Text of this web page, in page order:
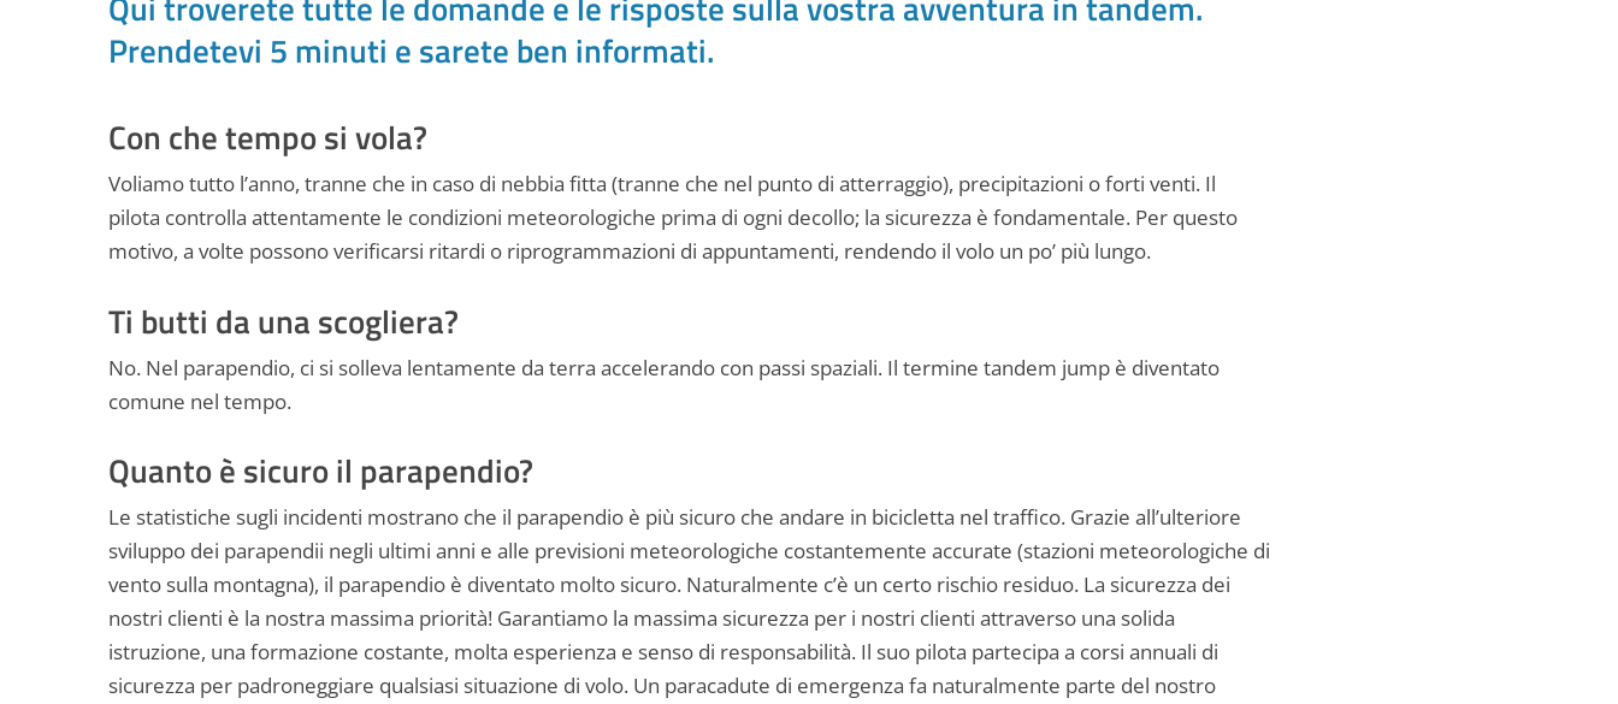
Prendetevi 5 minuti e sarete ben informati.
Con che tempo si vola?
Voliamo tutto l’anno, tranne che in caso di nebbia fitta (tranne che nel punto di atterraggio), precipitazioni o forti venti. Il
pilota controlla attentamente le condizioni meteorologiche prima di ogni decollo; la sicurezza è fondamentale. Per questo
motivo, a volte possono verificarsi ritardi o riprogrammazioni di appuntamenti, rendendo il volo un po’ più lungo.
Ti butti da una scogliera?
No. Nel parapendio, ci si solleva lentamente da terra accelerando con passi spaziali. Il termine tandem jump è diventato
comune nel tempo.
Quanto è sicuro il parapendio?
Le statistiche sugli incidenti mostrano che il parapendio è più sicuro che andare in bicicletta nel traffico. Grazie all’ulteriore
sviluppo dei parapendii negli ultimi anni e alle previsioni meteorologiche costantemente accurate (stazioni meteorologiche di
vento sulla montagna), il parapendio è diventato molto sicuro. Naturalmente c’è un certo rischio residuo. La sicurezza dei
nostri clienti è la nostra massima priorità! Garantiamo la massima sicurezza per i nostri clienti attraverso una solida
istruzione, una formazione costante, molta esperienza e senso di responsabilità. Il suo pilota partecipa a corsi annuali di
sicurezza per padroneggiare qualsiasi situazione di volo. Un paracadute di emergenza fa naturalmente parte del nostro